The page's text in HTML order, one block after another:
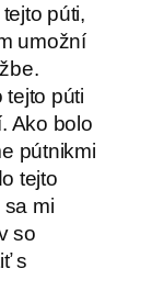
púti,
umožní
tejto púti
Ako bolo
pútnikmi
tejto
sa mi
so
s